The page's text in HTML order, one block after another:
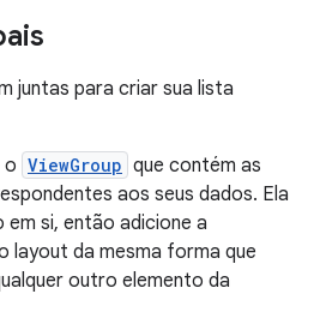
juntas para criar sua lista
o ViewGroup que contém as
aos seus dados. Ela
em si, então adicione a
layout da mesma forma que
outro elemento da